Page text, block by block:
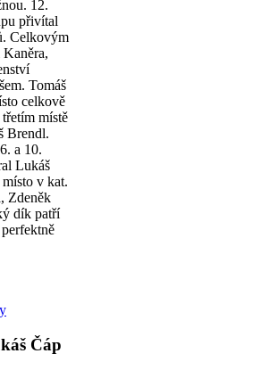
12.
přivítal
Celkovým
Tomáš
celkově
místě
Brendl.
a 10.
Lukáš
v kat.
Zdeněk
dík patří
Čáp